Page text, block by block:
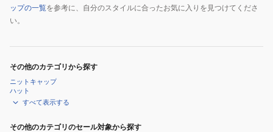
ップの一覧を参考に、自分のスタイルに合ったお気に入りを見つけてくださ
い。
その他のカテゴリから探す
ニットキャップ
ハット
すべて表示する
その他のカテゴリのセール対象から探す